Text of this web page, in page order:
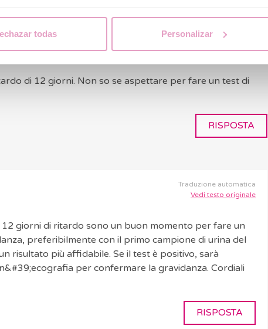
todas Personalizar
Traduzione automatica
Vedi testo originale
di 12 giorni. Non so se aspettare per fare un test di
RISPOSTA
Traduzione automatica
Vedi testo originale
giorni di ritardo sono un buon momento per fare un
preferibilmente con il primo campione di urina del
risultato più affidabile. Se il test è positivo, sarà
per confermare la gravidanza. Cordiali
RISPOSTA